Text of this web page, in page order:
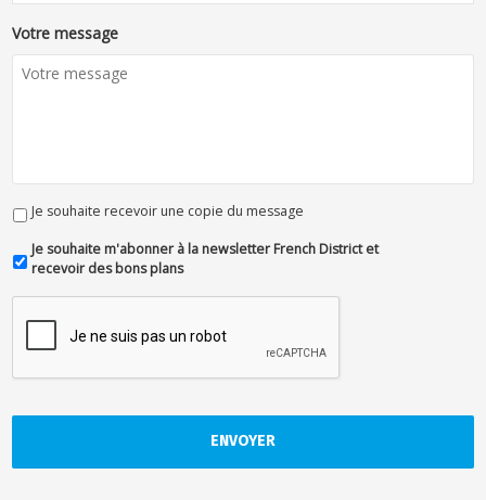
Votre message
Je souhaite recevoir une copie du message
Je souhaite m'abonner à la newsletter French District et
recevoir des bons plans